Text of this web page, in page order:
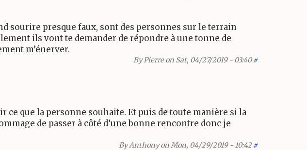
sourire presque faux, sont des personnes sur le terrain
ils vont te demander de répondre à une tonne de
m’énerver.
ByPierreon Sat, 04/27/2019 - 03:40 #
ce que la personne souhaite. Et puis de toute manière si la
de passer à côté d’une bonne rencontre donc je
ByAnthonyon Mon, 04/29/2019 - 10:42 #